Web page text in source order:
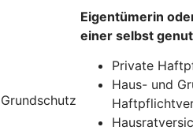
Eigentümerin
einer selbst
Grundschutz
Private
Haus- und